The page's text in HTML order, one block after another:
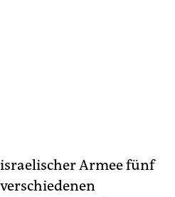
Armee fünf